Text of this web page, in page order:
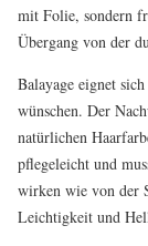
mit Folie, sondern
Übergang von der
Balayage eignet
wünschen. Der
natürlichen
pflegeleicht und
wirken wie von der
Leichtigkeit und